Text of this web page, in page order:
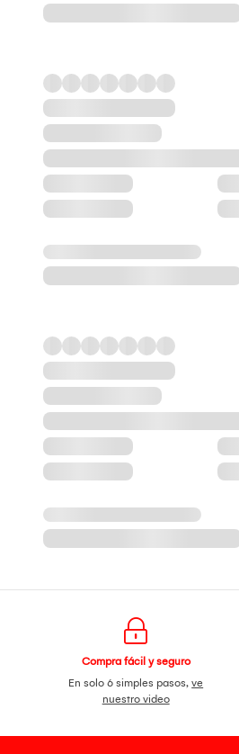
Compra fácil y seguro
En solo 6 simples pasos,ve
nuestro video